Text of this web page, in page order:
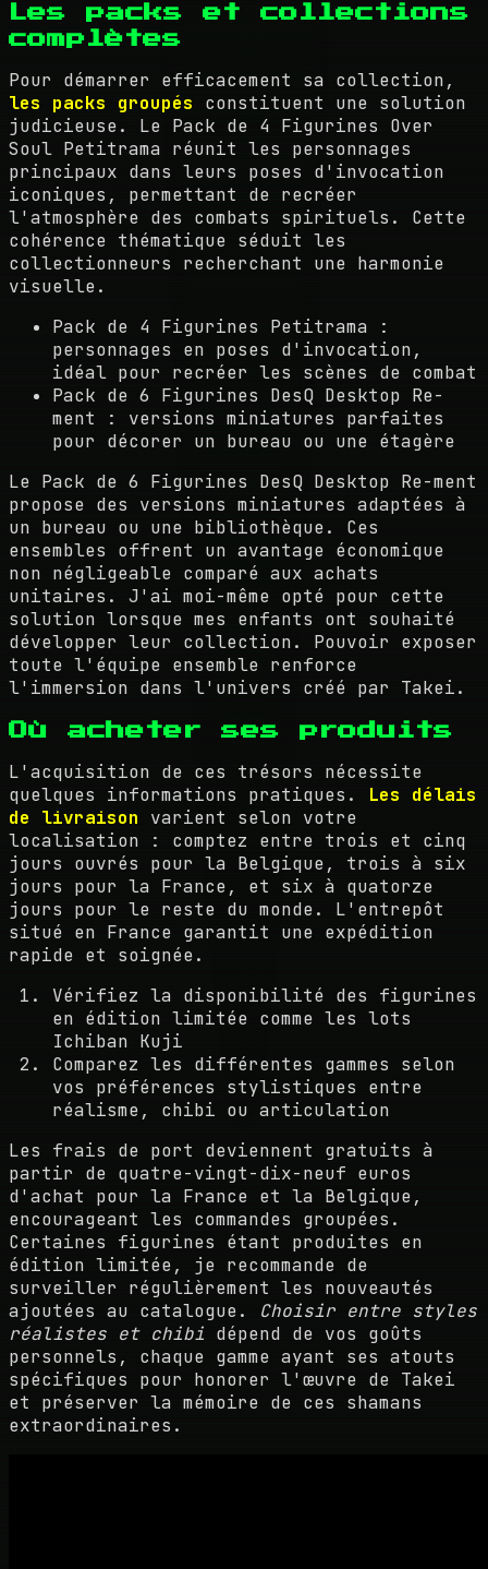
Les packs et collections
complètes
Pour démarrer efficacement sa collection,
les packs groupés constituent une solution
judicieuse. Le Pack de 4 Figurines Over
Soul Petitrama réunit les personnages
principaux dans leurs poses d'invocation
iconiques, permettant de recréer
l'atmosphère des combats spirituels. Cette
cohérence thématique séduit les
collectionneurs recherchant une harmonie
visuelle.
Pack de 4 Figurines Petitrama :
personnages en poses d'invocation,
idéal pour recréer les scènes de combat
Pack de 6 Figurines DesQ Desktop Re-
ment : versions miniatures parfaites
pour décorer un bureau ou une étagère
Le Pack de 6 Figurines DesQ Desktop Re-ment
propose des versions miniatures adaptées à
un bureau ou une bibliothèque. Ces
ensembles offrent un avantage économique
non négligeable comparé aux achats
unitaires. J'ai moi-même opté pour cette
solution lorsque mes enfants ont souhaité
développer leur collection. Pouvoir exposer
toute l'équipe ensemble renforce
l'immersion dans l'univers créé par Takei.
Où acheter ses produits
L'acquisition de ces trésors nécessite
quelques informations pratiques. Les délais
de livraison varient selon votre
localisation : comptez entre trois et cinq
jours ouvrés pour la Belgique, trois à six
jours pour la France, et six à quatorze
jours pour le reste du monde. L'entrepôt
situé en France garantit une expédition
rapide et soignée.
Vérifiez la disponibilité des figurines
en édition limitée comme les lots
Ichiban Kuji
Comparez les différentes gammes selon
vos préférences stylistiques entre
réalisme, chibi ou articulation
Les frais de port deviennent gratuits à
partir de quatre-vingt-dix-neuf euros
d'achat pour la France et la Belgique,
encourageant les commandes groupées.
Certaines figurines étant produites en
édition limitée, je recommande de
surveiller régulièrement les nouveautés
ajoutées au catalogue. Choisir entre styles
réalistes et chibi dépend de vos goûts
personnels, chaque gamme ayant ses atouts
spécifiques pour honorer l'œuvre de Takei
et préserver la mémoire de ces shamans
extraordinaires.